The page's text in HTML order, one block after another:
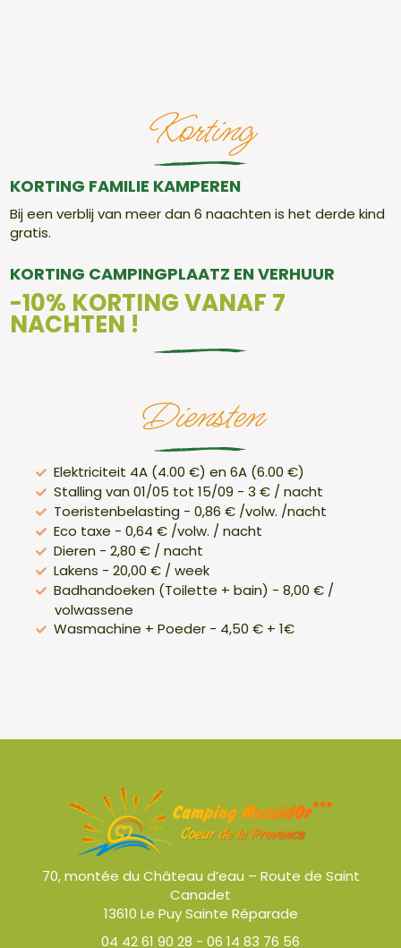
Korting
KORTING FAMILIE KAMPEREN
Bij een verblij van meer dan 6 naachten is het derde kind
gratis.
KORTING CAMPINGPLAATZ EN VERHUUR
-10% KORTING VANAF 7
NACHTEN !
Diensten
Elektriciteit 4A (4.00 €) en 6A (6.00 €)
Stalling van 01/05 tot 15/09 - 3 € / nacht
Toeristenbelasting - 0,86 € /volw. /nacht
Eco taxe - 0,64 € /volw. / nacht
Dieren - 2,80 € / nacht
Lakens - 20,00 € / week
Badhandoeken (Toilette + bain) - 8,00 € /
volwassene
Wasmachine + Poeder - 4,50 € + 1€
70, montée du Château d’eau – Route de Saint
Canadet
13610 Le Puy Sainte Réparade
04 42 61 90 28 - 06 14 83 76 56